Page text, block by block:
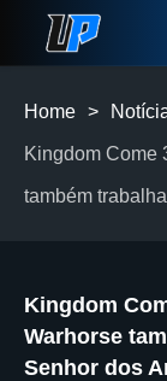
Home >
Kingdom Come
também
Kingdom
Warhorse
Senhor dos